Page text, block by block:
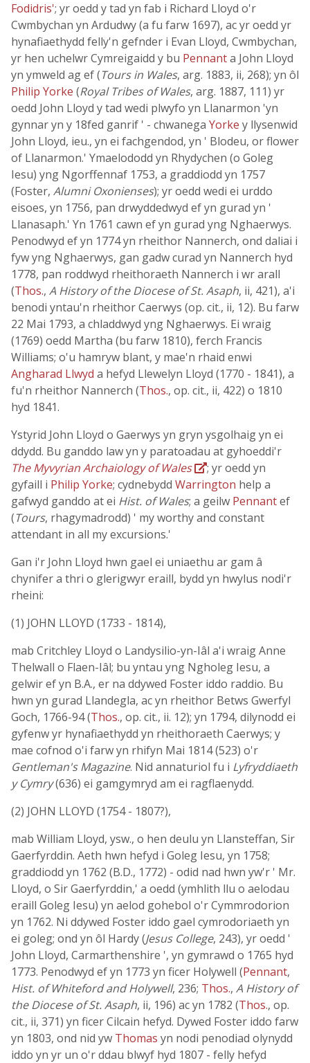
Fodidris'; yr oedd y tad yn fab i Richard Lloyd o'r
Cwmbychan yn Ardudwy (a fu farw 1697), ac yr oedd yr
hynafiaethydd felly'n gefnder i Evan Lloyd, Cwmbychan,
yr hen uchelwr Cymreigaidd y bu Pennanta John Lloyd
yn ymweld ag ef (Tours in Wales, arg. 1883, ii, 268); yn ôl
Philip Yorke (Royal Tribes of Wales, arg. 1887, 111) yr
oedd John Lloyd y tad wedi plwyfo yn Llanarmon 'yn
gynnar yn y 18fed ganrif ' - chwanega Yorke y llysenwid
John Lloyd, ieu., yn ei fachgendod, yn ' Blodeu, or flower
of Llanarmon.' Ymaelododd yn Rhydychen (o Goleg
Iesu) yng Ngorffennaf 1753, a graddiodd yn 1757
(Foster, Alumni Oxonienses); yr oedd wedi ei urddo
eisoes, yn 1756, pan drwyddedwyd ef yn gurad yn '
Llanasaph.' Yn 1761 cawn ef yn gurad yng Nghaerwys.
Penodwyd ef yn 1774 yn rheithor Nannerch, ond daliai i
fyw yng Nghaerwys, gan gadw curad yn Nannerch hyd
1778, pan roddwyd rheithoraeth Nannerch i wr arall
(Thos., A History of the Diocese of St. Asaph, ii, 421), a'i
benodi yntau'n rheithor Caerwys (op. cit., ii, 12). Bu farw
22 Mai 1793, a chladdwyd yng Nghaerwys. Ei wraig
(1769) oedd Martha (bu farw 1810), ferch Francis
Williams; o'u hamryw blant, y mae'n rhaid enwi
Angharad Llwyd a hefyd Llewelyn Lloyd (1770 - 1841), a
fu'n rheithor Nannerch (Thos., op. cit., ii, 422) o 1810
hyd 1841.
Ystyrid John Lloyd o Gaerwys yn gryn ysgolhaig yn ei
ddydd. Bu ganddo law yn y paratoadau at gyhoeddi'r
The Myvyrian Archaiology of Wales
; yr oedd yn
gyfaill i Philip Yorke; cydnebydd Warrington help a
gafwyd ganddo at ei Hist. of Wales; a geilw Pennantef
(Tours, rhagymadrodd) ' my worthy and constant
attendant in all my excursions.'
Gan i'r John Lloyd hwn gael ei uniaethu ar gam â
chynifer a thri o glerigwyr eraill, bydd yn hwylus nodi'r
rheini:
(1) JOHN LLOYD (1733 - 1814),
mab Critchley Lloyd o Landysilio-yn-Iâl a'i wraig Anne
Thelwall o Flaen-Iâl; bu yntau yng Ngholeg Iesu, a
gelwir ef yn B.A., er na ddywed Foster iddo raddio. Bu
hwn yn gurad Llandegla, ac yn rheithor Betws Gwerfyl
Goch, 1766-94 (Thos., op. cit., ii. 12); yn 1794, dilynodd ei
gyfenw yr hynafiaethydd yn rheithoraeth Caerwys; y
mae cofnod o'i farw yn rhifyn Mai 1814 (523) o'r
Gentleman's Magazine. Nid annaturiol fu i Lyfryddiaeth
y Cymry(636) ei gamgymryd am ei ragflaenydd.
(2) JOHN LLOYD (1754 - 1807?),
mab William Lloyd, ysw., o hen deulu yn Llansteffan, Sir
Gaerfyrddin. Aeth hwn hefyd i Goleg Iesu, yn 1758;
graddiodd yn 1762 (B.D., 1772) - odid nad hwn yw'r ' Mr.
Lloyd, o Sir Gaerfyrddin,' a oedd (ymhlith llu o aelodau
eraill Goleg Iesu) yn aelod gohebol o'r Cymmrodorion
yn 1762. Ni ddywed Foster iddo gael cymrodoriaeth yn
ei goleg; ond yn ôl Hardy (Jesus College, 243), yr oedd '
John Lloyd, Carmarthenshire ', yn gymrawd o 1765 hyd
1773. Penodwyd ef yn 1773 yn ficer Holywell (Pennant,
Hist. of Whiteford and Holywell, 236; Thos., A History of
the Diocese of St. Asaph, ii, 196) ac yn 1782 (Thos., op.
cit., ii, 371) yn ficer Cilcain hefyd. Dywed Foster iddo farw
yn 1803, ond nid yw Thomas yn nodi penodiad olynydd
iddo yn yr un o'r ddau blwyf hyd 1807 - felly hefyd